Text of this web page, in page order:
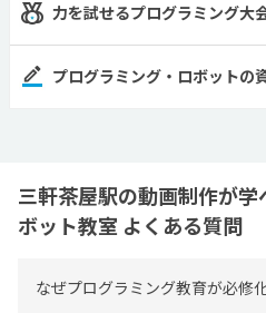
力を試せるプログラミング大
プログラミング・ロボットの
三軒茶屋駅の動画制作が
ボット教室 よくある質問
なぜプログラミング教育が必修